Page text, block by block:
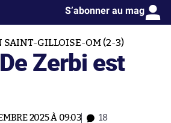
S’abonner au mag
SAINT-GILLOISE-OM (2-3)
Zerbi est
2025 À 09:03 18